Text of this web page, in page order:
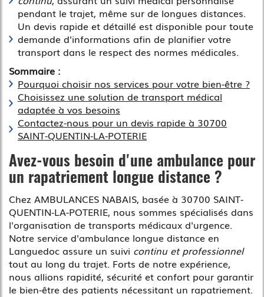
pendant le trajet, même sur de longues distances.
Un devis rapide et détaillé est disponible pour toute
demande d'informations afin de planifier votre
transport dans le respect des normes médicales.
Sommaire :
Pourquoi choisir nos services pour votre bien-être ?
Choisissez une solution de transport médical
adaptée à vos besoins
Contactez-nous pour un devis rapide à 30700
SAINT-QUENTIN-LA-POTERIE
Avez-vous besoin d'une ambulance pour
un rapatriement longue distance ?
Chez AMBULANCES NABAIS, basée à 30700 SAINT-
QUENTIN-LA-POTERIE, nous sommes spécialisés dans
l'organisation de transports médicaux d'urgence.
Notre service d'ambulance longue distance en
Languedoc assure un suivi continu et professionnel
tout au long du trajet. Forts de notre expérience,
nous allions rapidité, sécurité et confort pour garantir
le bien-être des patients nécessitant un rapatriement.